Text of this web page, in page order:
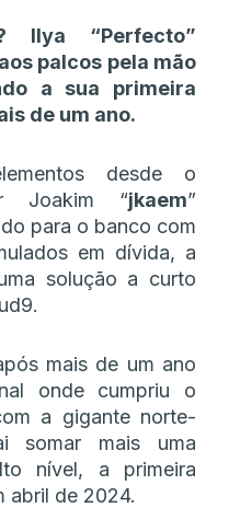
Ilya “Perfecto”
palcos pela mão
a sua primeira
de um ano.
desde o
Joakim “jkaem”
para o banco com
em dívida, a
solução a curto
mais de um ano
onde cumpriu o
a gigante norte-
somar mais uma
nível, a primeira
abril de 2024.